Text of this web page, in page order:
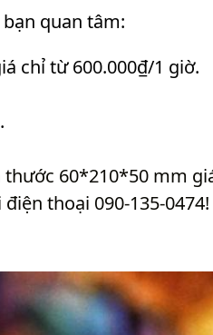
quan tâm:
chỉ từ 600.000₫/1 giờ.
thước 60*210*50 mm
thoại 090-135-